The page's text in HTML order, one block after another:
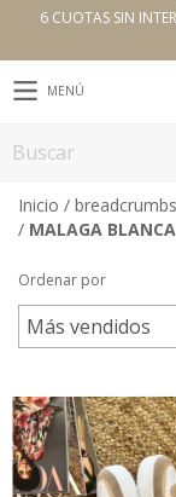
6 CUOTAS SIN
MENÚ
Inicio /
/ MALAGA BLANCA
Ordenar por